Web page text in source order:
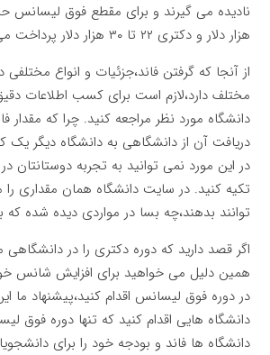
هزار دلار و دکتری ۲۲ تا ۳۰ هزار دلار پرداخت می نمایند.
از آنجا که گرفتن فاند،جزئیات و انواع
دانشگاه مورد نظر مراجعه کنید. چرا که مقدار
دریافت آن از دانشگاهی به دانشگاه دیگر
در این مورد نمی توانید به تجربه دوستانتان
تکیه کنید. در سایت دانشگاه همان مقداری
توانند بدهند،چه بسا در مواردی دیده شده
اگر قصد دارید که دوره دکتری را در دانشگاهی
همین دلیل می خواهید برای افزایش شانس
در دوره فوق لیسانس اقدام کنید،پیشنهاد ما
دانشگاه هایی اقدام کنید که تنها دوره فوق
دانشگاه ها فاند و بودجه خود را برای